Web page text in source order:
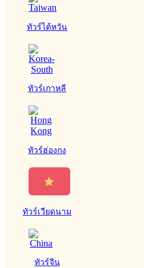
ทัวร์ไต้หวัน
ทัวร์เกาหลี
ทัวร์ฮ่องกง
ทัวร์เวียดนาม
ทัวร์จีน